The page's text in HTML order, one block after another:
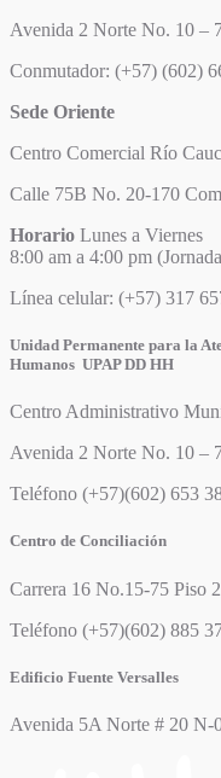
Avenida 2 Norte No. 10 –
Conmutador: (+57) (602)
Sede Oriente
Centro Comercial Río
Calle 75B No. 20-170
Horario Lunes a Viernes
8:00 am a 4:00 pm
Línea celular: (+57) 317
Unidad Permanente para la
Humanos UPAP DD HH
Centro Administrativo
Avenida 2 Norte No. 10 –
Teléfono (+57)(602) 653
Centro de Conciliación
Carrera 16 No.15-75 Piso
Teléfono (+57)(602) 885
Edificio Fuente Versalles
Avenida 5A Norte # 20 N-